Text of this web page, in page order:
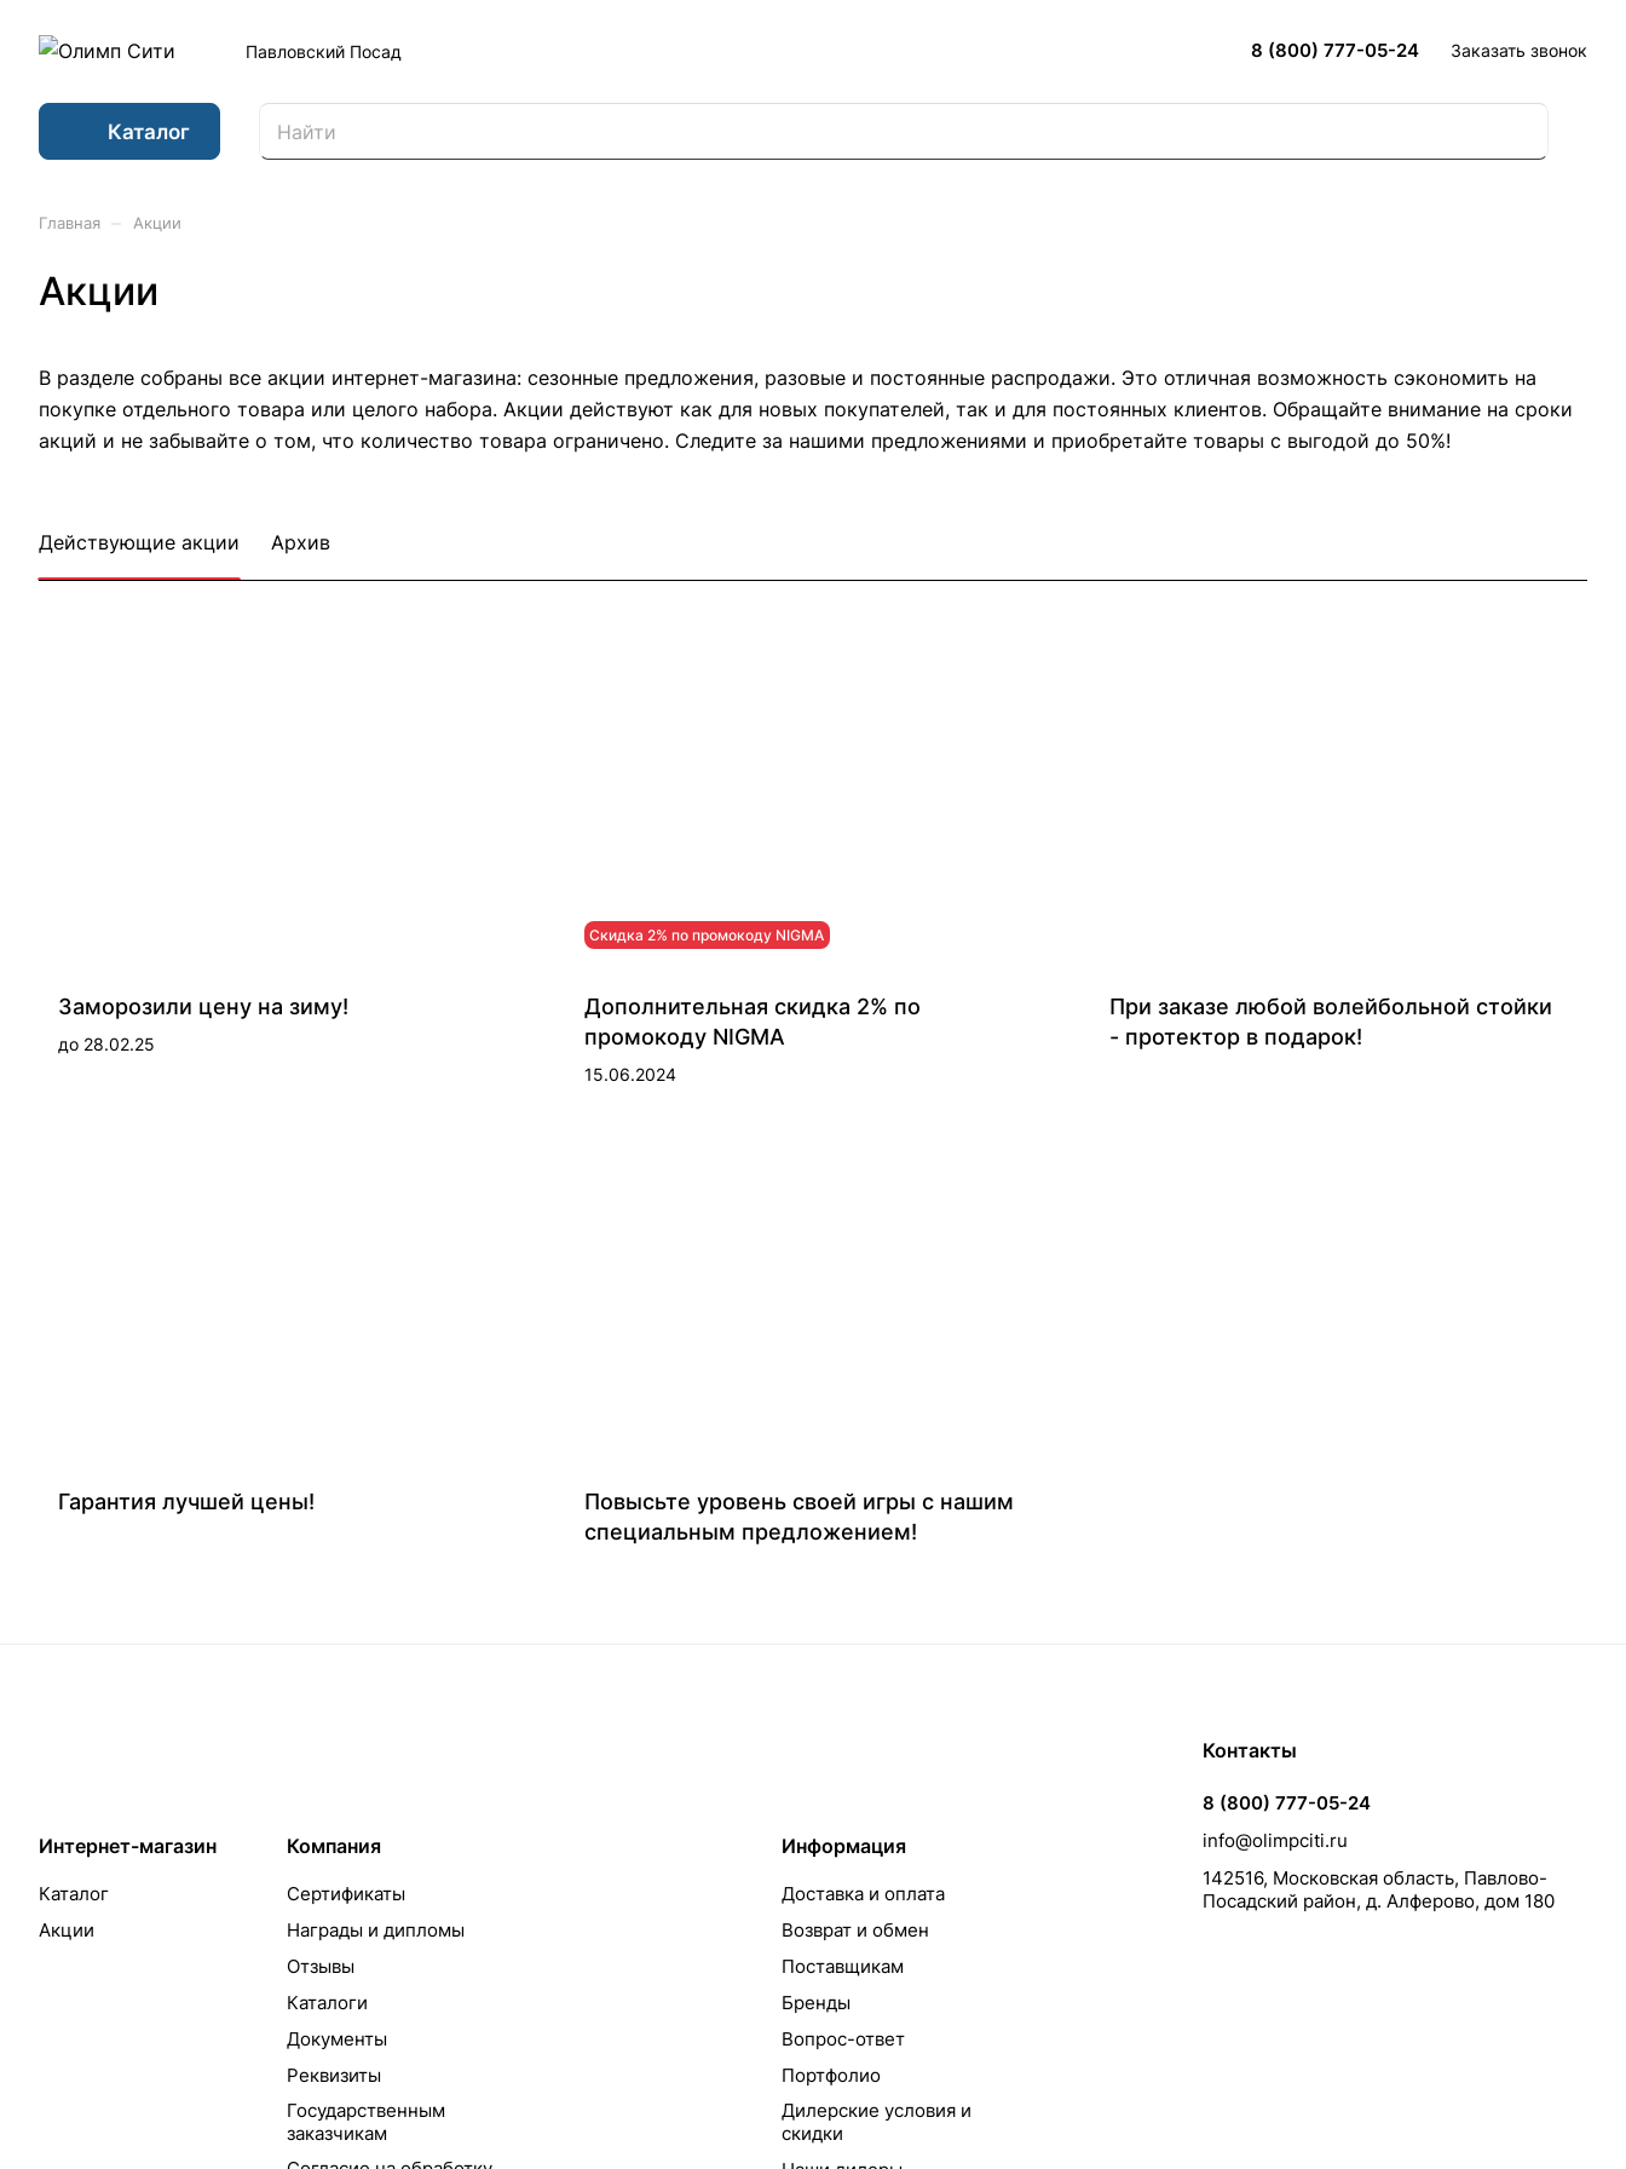
Павловский Посад 8 (800) 777-05-24 Заказать звонок
Каталог
Главная Акции
Акции
В разделе собраны все акции интернет-магазина: сезонные предложения, разовые и постоянные распродажи. Это отличная возможность сэкономить на
покупке отдельного товара или целого набора. Акции действуют как для новых покупателей, так и для постоянных клиентов. Обращайте внимание на сроки
акций и не забывайте о том, что количество товара ограничено. Следите за нашими предложениями и приобретайте товары с выгодой до 50%!
Действующие акции Архив
Заморозили цену на зиму!
до 28.02.25
Скидка 2% по промокоду NIGMA
Дополнительная скидка 2% по
промокоду NIGMA
15.06.2024
При заказе любой волейбольной стойки
- протектор в подарок!
Гарантия лучшей цены!
Повысьте уровень своей игры с нашим
специальным предложением!
Интернет-магазин
Каталог
Акции
Компания
Сертификаты
Награды и дипломы
Отзывы
Каталоги
Документы
Реквизиты
Государственным
заказчикам
Информация
Доставка и оплата
Возврат и обмен
Поставщикам
Бренды
Вопрос-ответ
Портфолио
Дилерские условия и
скидки
Контакты
8 (800) 777-05-24
info@olimpciti.ru
142516, Московская область, Павлово-
Посадский район, д. Алферово, дом 180